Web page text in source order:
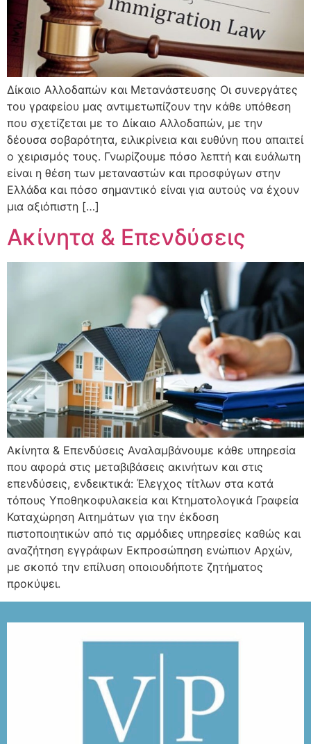
Δίκαιο Αλλοδαπών και Μετανάστευσης Οι συνεργάτες
του γραφείου μας αντιμετωπίζουν την κάθε υπόθεση
που σχετίζεται με το Δίκαιο Αλλοδαπών, με την
δέουσα σοβαρότητα, ειλικρίνεια και ευθύνη που απαιτεί
ο χειρισμός τους. Γνωρίζουμε πόσο λεπτή και ευάλωτη
είναι η θέση των μεταναστών και προσφύγων στην
Ελλάδα και πόσο σημαντικό είναι για αυτούς να έχουν
μια αξιόπιστη […]
Ακίνητα & Επενδύσεις
Ακίνητα & Επενδύσεις Αναλαμβάνουμε κάθε υπηρεσία
που αφορά στις μεταβιβάσεις ακινήτων και στις
επενδύσεις, ενδεικτικά: Έλεγχος τίτλων στα κατά
τόπους Υποθηκοφυλακεία και Κτηματολογικά Γραφεία
Καταχώρηση Αιτημάτων για την έκδοση
πιστοποιητικών από τις αρμόδιες υπηρεσίες καθώς και
αναζήτηση εγγράφων Εκπροσώπηση ενώπιον Αρχών,
με σκοπό την επίλυση οποιουδήποτε ζητήματος
προκύψει.